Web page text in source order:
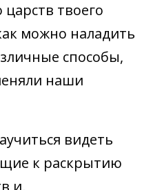
царств твоего
можно наладить
способы,
наши
видеть
к раскрытию
и,